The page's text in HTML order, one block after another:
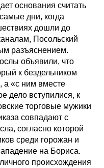
основания считать
дни, когда
дошли до
Посольский
разъяснением.
объявили, что
к бездельником
а «с ним вместе
дело вступилися, к
торговые мужики
совпадают с
согласно которой
среди горожан и
на Бориса.
происхождения